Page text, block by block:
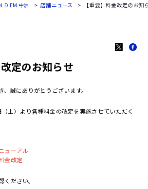
中洲 店舗ニュース 【重要】料金改定のお知
改定のお知らせ
誠にありがとうございます。
土）より各種料金の改定を実施させていただく
ューアル
金改定
ださい。